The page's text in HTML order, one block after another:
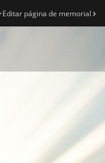
Editar página de memorial